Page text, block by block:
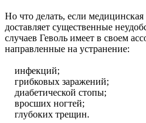
Но что делать, если
доставляет существенные
случаев Геволь имеет в своем
направленные на устранение:
инфекций;
грибковых заражений;
диабетической стопы;
вросших ногтей;
глубоких трещин.